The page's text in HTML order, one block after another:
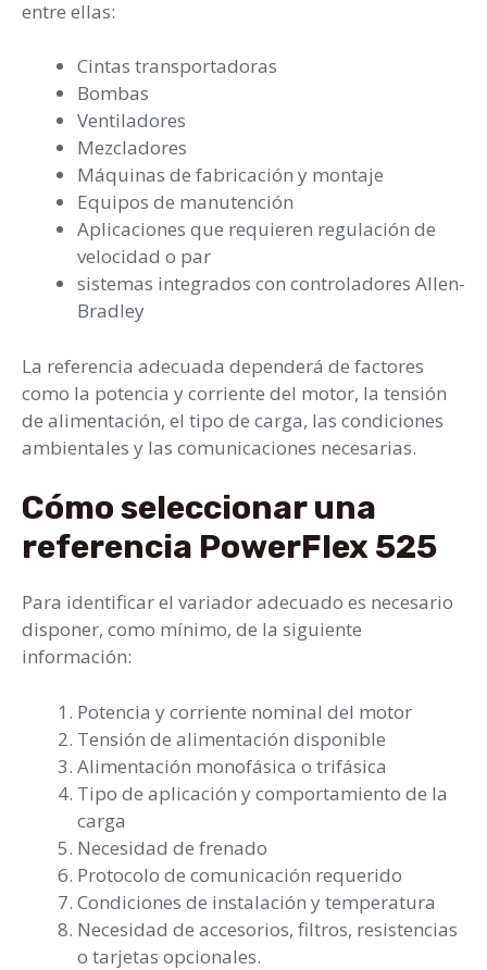
entre ellas:
Cintas transportadoras
Bombas
Ventiladores
Mezcladores
Máquinas de fabricación y montaje
Equipos de manutención
Aplicaciones que requieren regulación de
velocidad o par
sistemas integrados con controladores Allen-
Bradley
La referencia adecuada dependerá de factores
como la potencia y corriente del motor, la tensión
de alimentación, el tipo de carga, las condiciones
ambientales y las comunicaciones necesarias.
Cómo seleccionar una
referencia PowerFlex 525
Para identificar el variador adecuado es necesario
disponer, como mínimo, de la siguiente
información:
Potencia y corriente nominal del motor
Tensión de alimentación disponible
Alimentación monofásica o trifásica
Tipo de aplicación y comportamiento de la
carga
Necesidad de frenado
Protocolo de comunicación requerido
Condiciones de instalación y temperatura
Necesidad de accesorios, filtros, resistencias
o tarjetas opcionales.